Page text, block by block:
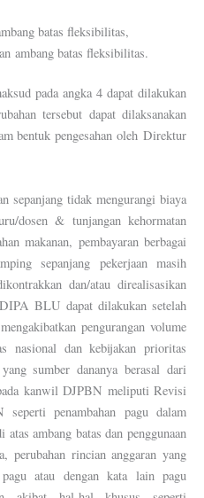
batas fleksibilitas,
ambang batas fleksibilitas.
pada angka 4 dapat dilakukan
tersebut dapat dilaksanakan
bentuk pengesahan oleh Direktur
tidak mengurangi biaya
dosen & tunjangan kehormatan
makanan, pembayaran berbagai
sepanjang pekerjaan masih
dan/atau direalisasikan
BLU dapat dilakukan setelah
pengurangan volume
nasional dan kebijakan prioritas
sumber dananya berasal dari
kanwil DJPBN meliputi Revisi
penambahan pagu dalam
atas ambang batas dan penggunaan
perubahan rincian anggaran yang
atau dengan kata lain pagu